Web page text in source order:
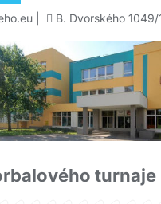
B. Dvorského
turnaje